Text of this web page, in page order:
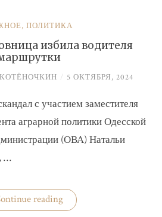
, ПОЛИТИКА
избила водителя
/ 5 ОКТЯБРЯ, 2024
с участием заместителя
аграрной политики Одесской
(ОВА) Натальи
…
reading«Одесская
чиновница